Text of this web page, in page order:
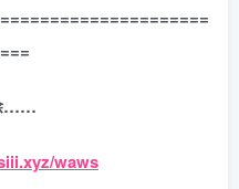
……
waws